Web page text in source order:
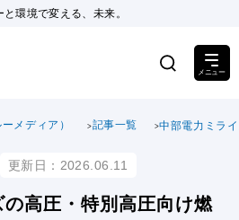
環境で変える、未来。
メディア） 記事一覧 中部電力ミラ
更新日：2026.06.11
高圧・特別高圧向け燃